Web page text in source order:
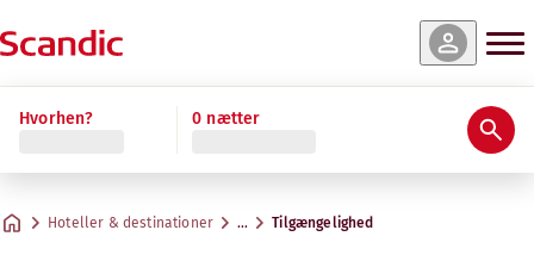
Hvorhen? 0 nætter
Hoteller & destinationer … Tilgængelighed